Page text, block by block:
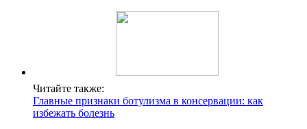
Читайте также:
Главные признаки ботулизма в консервации: как
избежать болезнь